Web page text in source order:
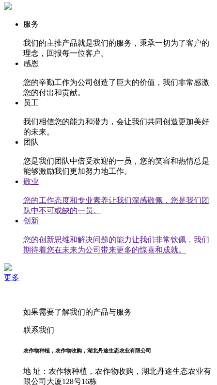
服务
我们的主推产品就是我们的服务，秉承一切为了客户的
理念，回报每一位客户。
感恩
您的辛勤工作为公司创造了巨大的价值，我们非常感激
您的付出和贡献。
员工
我们相信您的能力和潜力，会让我们共同创造更加美好
的未来。
团队
您是我们团队中倍受欢迎的一员，您的笑容和热情总是
能够激励我们更加努力地工作。
敬业
您的工作态度和专业素养让我们深感敬佩，您是我们团
队中不可或缺的一员。
创新
您的创新思维和解决问题的能力让我们非常钦佩，我们
期待着您在未来为公司带来更多的惊喜和成就。
更多
如果需要了解我们的产品与服务
联系我们
农作物种植，农作物收购，湖北丹途生态农业有限公司
地 址：农作物种植，农作物收购，湖北丹途生态农业有
限公司大厦128号16栋